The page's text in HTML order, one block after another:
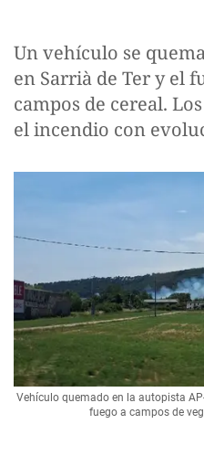
Un vehículo se
en Sarrià de Ter y el
campos de cereal.
el incendio con
Vehículo quemado en la autopista
fuego a campos de